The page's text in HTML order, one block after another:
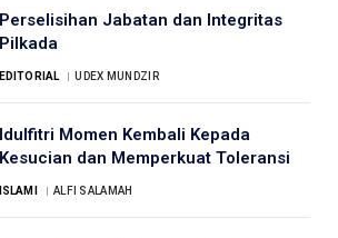
Perselisihan Jabatan dan Integritas
Pilkada
EDITORIAL UDEX MUNDZIR
Idulfitri Momen Kembali Kepada
Kesucian dan Memperkuat Toleransi
ISLAMI ALFI SALAMAH